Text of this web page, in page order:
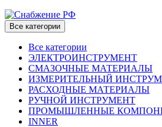
Все категории
Все категории
ЭЛЕКТРОИНСТРУМЕНТ
СМАЗОЧНЫЕ МАТЕРИАЛЫ
ИЗМЕРИТЕЛЬНЫЙ
РАСХОДНЫЕ МАТЕРИАЛЫ
РУЧНОЙ ИНСТРУМЕНТ
ПРОМЫШЛЕННЫЕ
INNER